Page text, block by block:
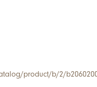
product/b/2/